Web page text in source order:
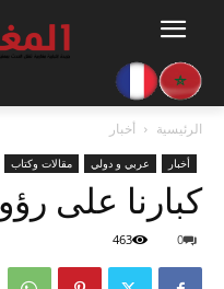
الرئيسية أخبار
أخبار عربي و دولي مقالات وكتاب
كبارنا على
0
463